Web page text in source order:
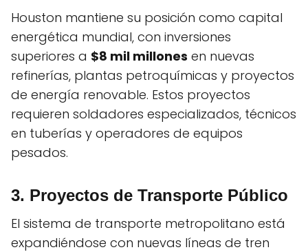
Houston mantiene su posición como capital
energética mundial, con inversiones
superiores a $8 mil millones en nuevas
refinerías, plantas petroquímicas y proyectos
de energía renovable. Estos proyectos
requieren soldadores especializados, técnicos
en tuberías y operadores de equipos
pesados.
3. Proyectos de Transporte Público
El sistema de transporte metropolitano está
expandiéndose con nuevas líneas de tren